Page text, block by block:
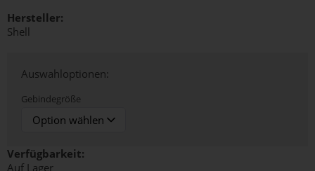
Hersteller:
Shell
Auswahloptionen:
Gebindegröße
Verfügbarkeit:
Auf Lager